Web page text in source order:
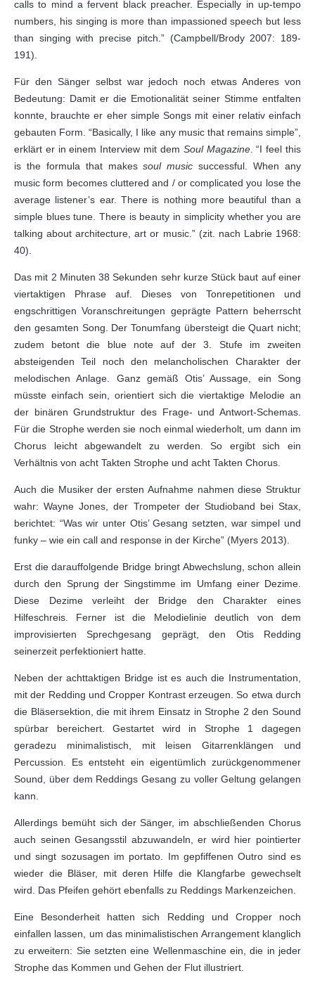
calls to mind a fervent black preacher. Especially in up-tempo
numbers, his singing is more than impassioned speech but less
than singing with precise pitch.” (Campbell/Brody 2007: 189-
191).
Für den Sänger selbst war jedoch noch etwas Anderes von
Bedeutung: Damit er die Emotionalität seiner Stimme entfalten
konnte, brauchte er eher simple Songs mit einer relativ einfach
gebauten Form. “Basically, I like any music that remains simple”,
erklärt er in einem Interview mit dem Soul Magazine. “I feel this
is the formula that makessoul music successful. When any
music form becomes cluttered and / or complicated you lose the
average listener’s ear. There is nothing more beautiful than a
simple blues tune. There is beauty in simplicity whether you are
talking about architecture, art or music.” (zit. nach Labrie 1968:
40).
Das mit 2 Minuten 38 Sekunden sehr kurze Stück baut auf einer
viertaktigen Phrase auf. Dieses von Tonrepetitionen und
engschrittigen Voranschreitungen geprägte Pattern beherrscht
den gesamten Song. Der Tonumfang übersteigt die Quart nicht;
zudem betont die blue note auf der 3. Stufe im zweiten
absteigenden Teil noch den melancholischen Charakter der
melodischen Anlage. Ganz gemäß Otis’ Aussage, ein Song
müsste einfach sein, orientiert sich die viertaktige Melodie an
der binären Grundstruktur des Frage- und Antwort-Schemas.
Für die Strophe werden sie noch einmal wiederholt, um dann im
Chorus leicht abgewandelt zu werden. So ergibt sich ein
Verhältnis von acht Takten Strophe und acht Takten Chorus.
Auch die Musiker der ersten Aufnahme nahmen diese Struktur
wahr: Wayne Jones, der Trompeter der Studioband bei Stax,
berichtet: “Was wir unter Otis’ Gesang setzten, war simpel und
funky – wie ein call and response in der Kirche” (Myers 2013).
Erst die darauffolgende Bridge bringt Abwechslung, schon allein
durch den Sprung der Singstimme im Umfang einer Dezime.
Diese Dezime verleiht der Bridge den Charakter eines
Hilfeschreis. Ferner ist die Melodielinie deutlich von dem
improvisierten Sprechgesang geprägt, den Otis Redding
seinerzeit perfektioniert hatte.
Neben der achttaktigen Bridge ist es auch die Instrumentation,
mit der Redding und Cropper Kontrast erzeugen. So etwa durch
die Bläsersektion, die mit ihrem Einsatz in Strophe 2 den Sound
spürbar bereichert. Gestartet wird in Strophe 1 dagegen
geradezu minimalistisch, mit leisen Gitarrenklängen und
Percussion. Es entsteht ein eigentümlich zurückgenommener
Sound, über dem Reddings Gesang zu voller Geltung gelangen
kann.
Allerdings bemüht sich der Sänger, im abschließenden Chorus
auch seinen Gesangsstil abzuwandeln, er wird hier pointierter
und singt sozusagen im portato. Im gepfiffenen Outro sind es
wieder die Bläser, mit deren Hilfe die Klangfarbe gewechselt
wird. Das Pfeifen gehört ebenfalls zu Reddings Markenzeichen.
Eine Besonderheit hatten sich Redding und Cropper noch
einfallen lassen, um das minimalistischen Arrangement klanglich
zu erweitern: Sie setzten eine Wellenmaschine ein, die in jeder
Strophe das Kommen und Gehen der Flut illustriert.